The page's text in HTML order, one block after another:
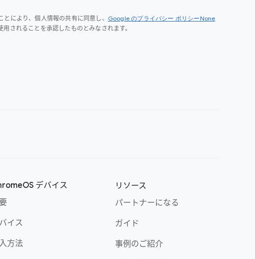
とにより、個人情報の共有に同意し、 Google のプライバシー ポリシーNone
用されることを承認したものとみなされます。
デバイス
イス
方法
リソース
パートナーになる
ガイド
事例のご紹介